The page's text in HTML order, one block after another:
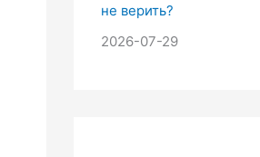
не верить?
2026-07-29